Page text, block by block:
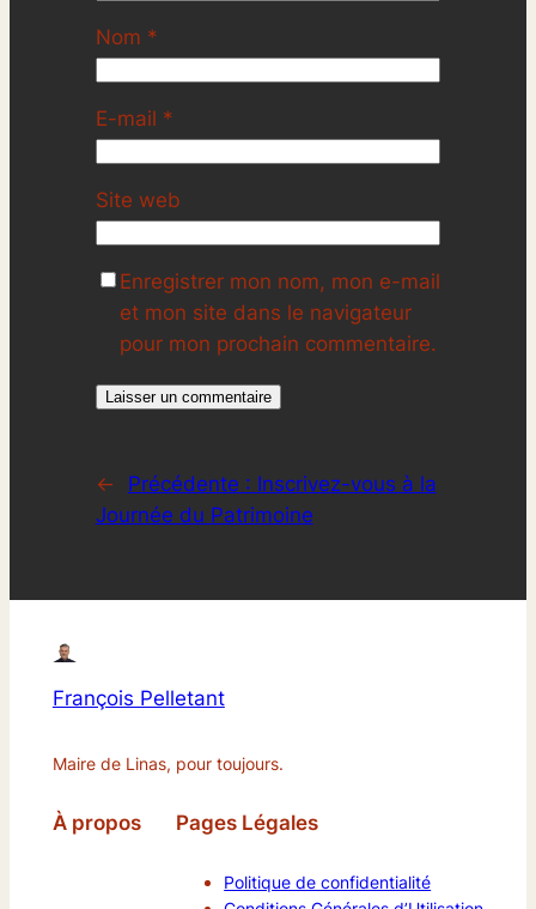
Nom *
E-mail *
Site web
Enregistrer mon nom, mon e-mail
et mon site dans le navigateur
pour mon prochain commentaire.
← Précédente : Inscrivez-vous à la
Journée du Patrimoine
François Pelletant
Maire de Linas, pour toujours.
À propos Pages Légales
Politique de confidentialité